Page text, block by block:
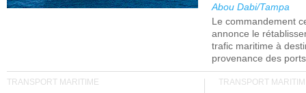
Abou Dabi/Tampa
Le commandement
annonce le
trafic maritime à
provenance des
TRANSPORT MARITIME TRANSPORT